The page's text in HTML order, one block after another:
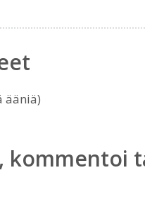
ääniä)
kommentoi